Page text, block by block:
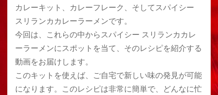
カレーキット、カレーフレーク、そしてスパイシー
スリランカカレーラーメンです。
今回は、これらの中からスパイシー スリランカカレ
ーラーメンにスポットを当て、そのレシピを紹介する
動画をお届けします。
このキットを使えば、ご自宅で新しい味の発見が可能
になります。このレシピは非常に簡単で、どんなに忙